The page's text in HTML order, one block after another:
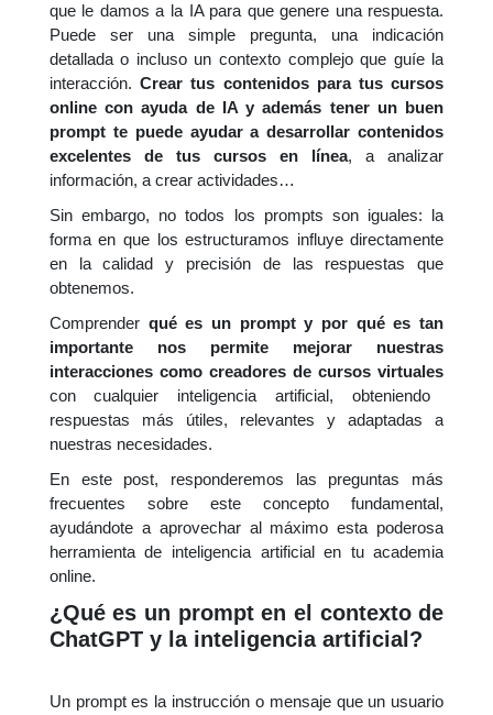
que le damos a la IA para que genere una respuesta.
Puede ser una simple pregunta, una indicación
detallada o incluso un contexto complejo que guíe la
interacción.Crear tus contenidos para tus cursos
online con ayuda de IA y además tener un buen
prompt te puede ayudar a desarrollar contenidos
excelentes de tus cursos en línea, a analizar
información, a crear actividades…
Sin embargo, no todos los prompts son iguales: la
forma en que los estructuramos influye directamente
en la calidad y precisión de las respuestas que
obtenemos.
Comprender qué es un prompt y por qué es tan
importantenos permite mejorar nuestras
interacciones como creadores de cursos virtuales
con cualquier inteligencia artificial, obteniendo
respuestas más útiles, relevantes y adaptadas a
nuestras necesidades.
En este post, responderemos las preguntas más
frecuentes sobre este concepto fundamental,
ayudándote a aprovechar al máximo esta poderosa
herramienta de inteligencia artificial en tu academia
online.
¿Qué es un prompt en el contexto de
ChatGPT y la inteligencia artificial?
Un prompt es la instrucción o mensaje que un usuario